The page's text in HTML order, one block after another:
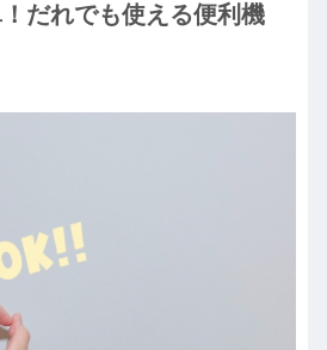
だれでも使える便利機